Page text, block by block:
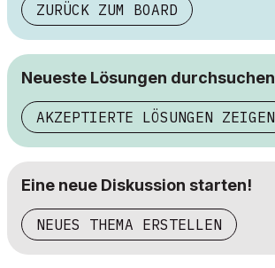
ZURÜCK ZUM BOARD
Neueste Lösungen durchsuchen
AKZEPTIERTE LÖSUNGEN ZEIGEN
Eine neue Diskussion starten!
NEUES THEMA ERSTELLEN